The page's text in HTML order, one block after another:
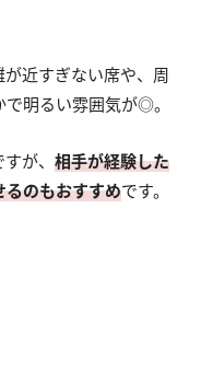
近すぎない席や、周
明るい雰囲気が◎。
が、 相手が経験した
るのもおすすめです。